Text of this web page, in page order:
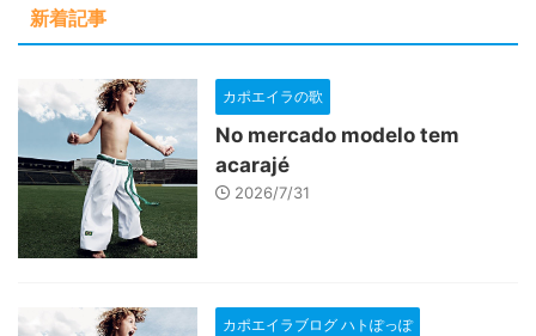
新着記事
カポエイラの歌
No mercado modelo tem
acarajé
2026/7/31
カポエイラブログ ハトぽっぽ